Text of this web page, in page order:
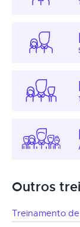
Outros
Treinamento